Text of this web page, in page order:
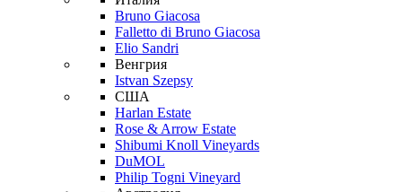
Bruno Giacosa
Falletto di Bruno Giacosa
Elio Sandri
Венгрия
Istvan Szepsy
США
Harlan Estate
Rose & Arrow Estate
Shibumi Knoll Vineyards
DuMOL
Philip Togni Vineyard